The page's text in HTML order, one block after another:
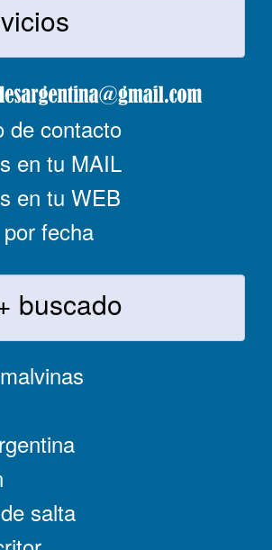
de contacto
en tu MAIL
en tu WEB
fecha
buscado
salta